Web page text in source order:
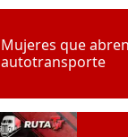
Mujeres que
autotransporte